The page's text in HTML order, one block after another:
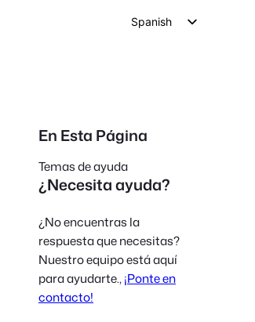
Spanish
French
Czech
Greek
En Esta Página
Temas de ayuda
¿Necesita ayuda?
¿No encuentras la
respuesta que necesitas?
Nuestro equipo está aquí
para ayudarte.,¡Ponte en
contacto!